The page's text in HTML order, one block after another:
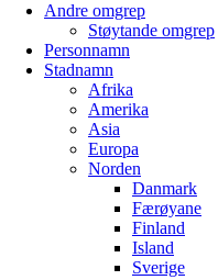
Andre omgrep
Støytande omgrep
Personnamn
Stadnamn
Afrika
Amerika
Asia
Europa
Norden
Danmark
Færøyane
Finland
Island
Sverige